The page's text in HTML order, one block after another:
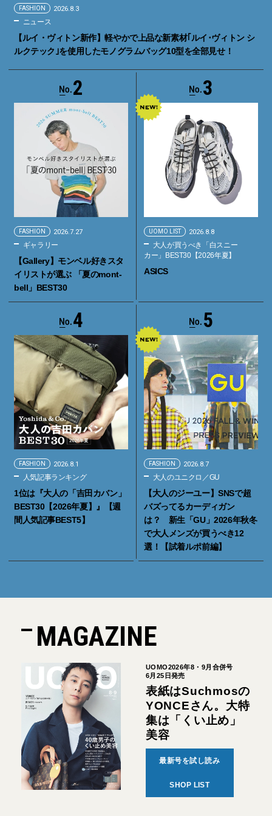
FASHION 2026.8.3
ニュース
【ルイ・ヴィトン新作】軽やかで上品な新素材｢ルイ･ヴィトン シ
ルクテック｣を使用したモノグラムバッグ10型を全部見せ！
2
FASHION 2026.7.27
ギャラリー
【Gallery】モンベル好きスタ
イリストが選ぶ 「夏のmont-
bell」BEST30
3
UOMO LIST 2026.8.8
大人が買うべき「白スニー
カー」BEST30【2026年夏】
ASICS
4
FASHION 2026.8.1
人気記事ランキング
1位は『大人の「吉田カバン」
BEST30【2026年夏】』【週
間人気記事BEST5】
5
FASHION 2026.8.7
大人のユニクロ／GU
【大人のジーユー】SNSで超
バズってるカーディガン
は？ 新生「GU」2026年秋冬
で大人メンズが買うべき12
選！【試着ルポ前編】
MAGAZINE
UOMO2026年8・9月合併号
6月25日発売
表紙はSuchmosの
YONCEさん。大特
集は「くい止め」
美容
最新号を試し読み
SHOP LIST